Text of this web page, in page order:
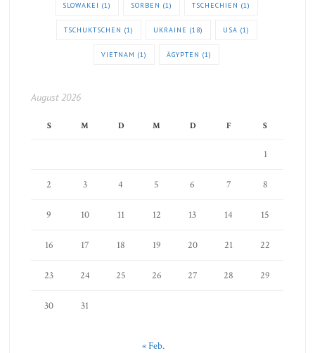
SLOWAKEI (1) SORBEN (1) TSCHECHIEN (1)
TSCHUKTSCHEN (1) UKRAINE (18) USA (1)
VIETNAM (1) ÄGYPTEN (1)
August 2026
S M D M D F S
1
2 3 4 5 6 7 8
9 10 11 12 13 14 15
16 17 18 19 20 21 22
23 24 25 26 27 28 29
30 31
« Feb.